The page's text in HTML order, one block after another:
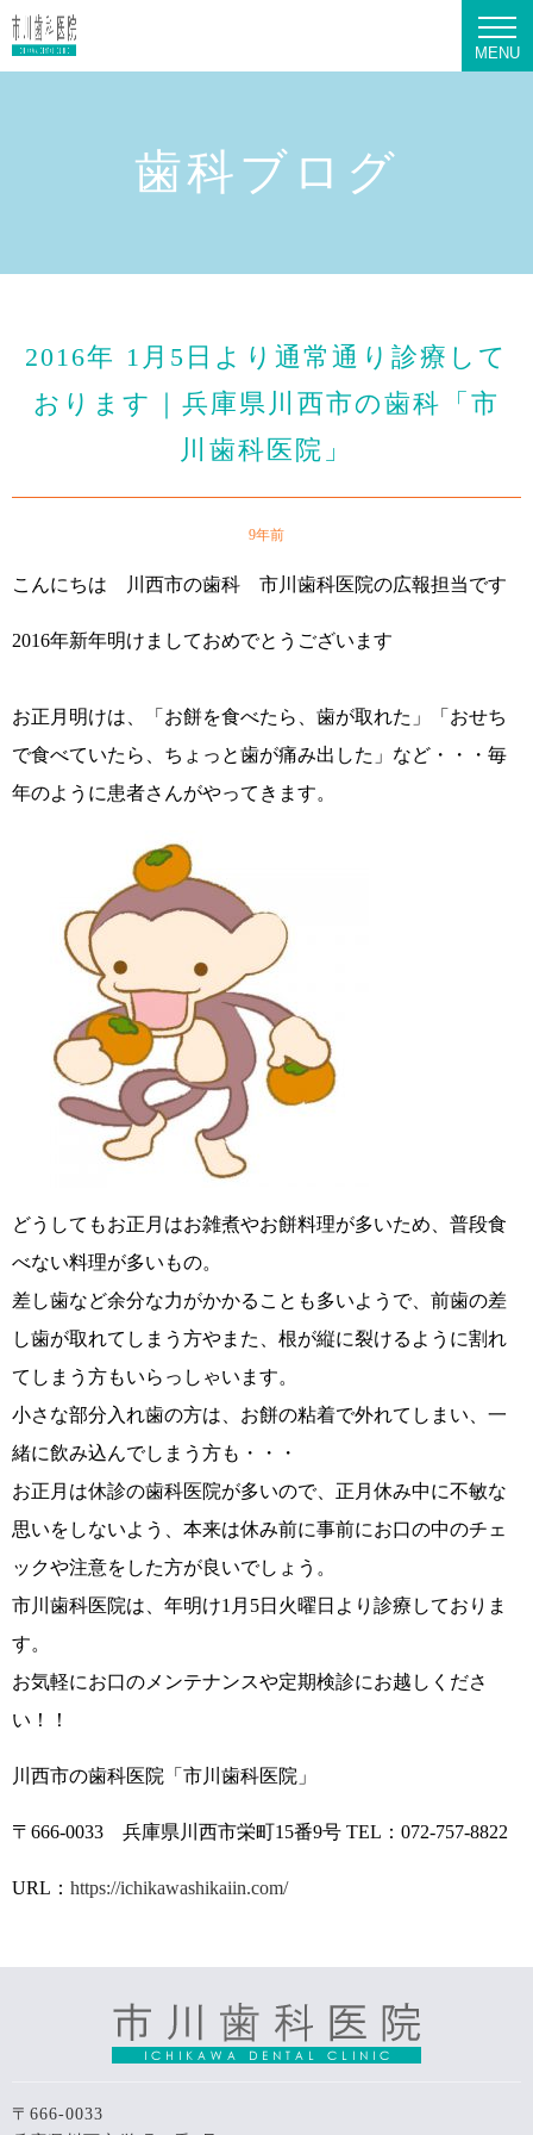
MENU
歯科ブログ
2016年 1月5日より通常通り診療して
おります｜兵庫県川西市の歯科「市
川歯科医院」
9年前
こんにちは 川西市の歯科 市川歯科医院の広報担当です
2016年新年明けましておめでとうございます
お正月明けは、「お餅を食べたら、歯が取れた」「おせち
で食べていたら、ちょっと歯が痛み出した」など・・・毎
年のように患者さんがやってきます。
どうしてもお正月はお雑煮やお餅料理が多いため、普段食
べない料理が多いもの。
差し歯など余分な力がかかることも多いようで、前歯の差
し歯が取れてしまう方やまた、根が縦に裂けるように割れ
てしまう方もいらっしゃいます。
小さな部分入れ歯の方は、お餅の粘着で外れてしまい、一
緒に飲み込んでしまう方も・・・
お正月は休診の歯科医院が多いので、正月休み中に不敏な
思いをしないよう、本来は休み前に事前にお口の中のチェ
ックや注意をした方が良いでしょう。
市川歯科医院は、年明け1月5日火曜日より診療しておりま
す。
お気軽にお口のメンテナンスや定期検診にお越しくださ
い！！
川西市の歯科医院「市川歯科医院」
〒666-0033 兵庫県川西市栄町15番9号 TEL：072-757-8822
URL： https://ichikawashikaiin.com/
〒666-0033